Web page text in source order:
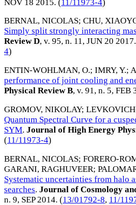
NOV 18 2015. (11/11973-4)
BERNAL, NICOLAS; CHU,
Simply split strongly interacting
Review D, v. 95, n. 11, JUN 20 2017
4)
ENTIN-WOHLMAN, O.; IMRY, Y.;
performance of joint cooling and
Physical Review B, v. 91, n. 5, FEB
GROMOV, NIKOLAY;
Quantum Spectral Curve for a
SYM. Journal of High Energy
(11/11973-4)
BERNAL, NICOLAS; FORERO-
GARANI, RAGHUVEER;
Systematic uncertainties from halo
searches. Journal of Cosmology
n. 9, SEP 2014. (13/01792-8, 11/